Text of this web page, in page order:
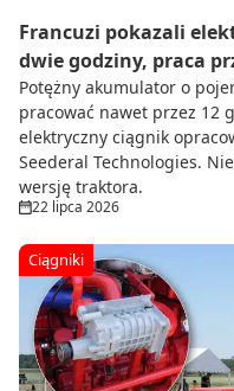
Francuzi pokazali
dwie godziny, praca
Potężny akumulator o
pracować nawet przez 12
elektryczny ciągnik
Seederal Technologies.
wersję traktora.
22 lipca 2026
Ciągniki